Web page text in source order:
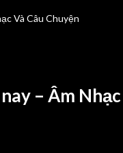
Và Câu Chuyện
– Âm